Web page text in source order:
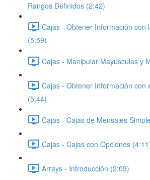
Rangos Definidos (2:42)
Cajas - Obtener Información con
(5:59)
Cajas - Manipular Mayúsculas y
Cajas - Obtener Información con
(5:44)
Cajas - Cajas de Mensajes
Cajas - Cajas con Opciones
Arrays - Introducción (2:09)